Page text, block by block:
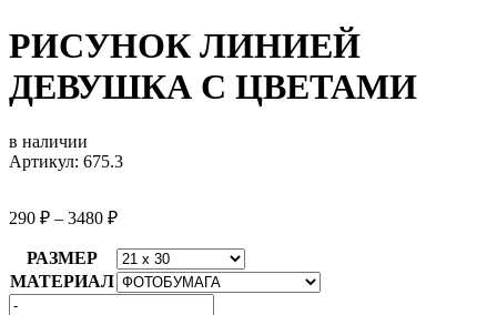
РИСУНОК ЛИНИЕЙ
ДЕВУШКА С ЦВЕТАМИ
в наличии
Артикул: 675.3
290 ₽ – 3480 ₽
РАЗМЕР
МАТЕРИАЛ